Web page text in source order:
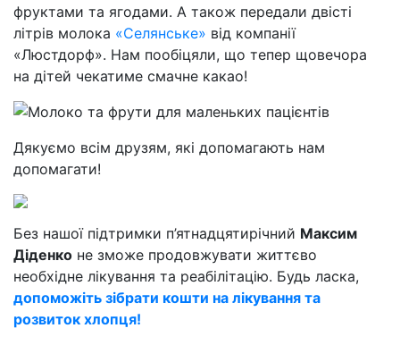
фруктами та ягодами. А також передали двісті
літрів молока «Селянське» від компанії
«Люстдорф». Нам пообіцяли, що тепер щовечора
на дітей чекатиме смачне какао!
Дякуємо всім друзям, які допомагають нам
допомагати!
Без нашої підтримки п’ятнадцятирічний Максим
Діденко не зможе продовжувати життєво
необхідне лікування та реабілітацію. Будь ласка,
допоможіть зібрати кошти на лікування та
розвиток хлопця!